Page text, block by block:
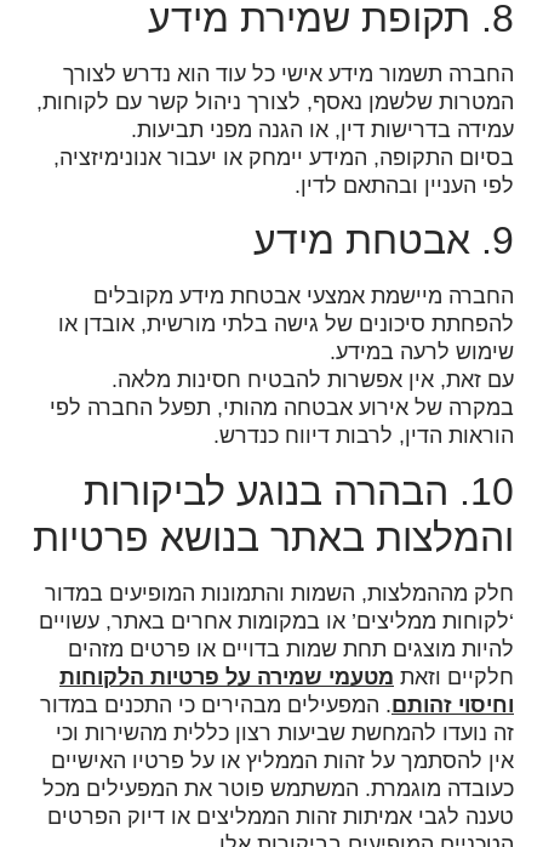
8. תקופת שמירת מידע
החברה תשמור מידע אישי כל עוד הוא נדרש לצורך
המטרות שלשמן נאסף, לצורך ניהול קשר עם לקוחות,
עמידה בדרישות דין, או הגנה מפני תביעות.
בסיום התקופה, המידע יימחק או יעבור אנונימיזציה,
לפי העניין ובהתאם לדין.
9. אבטחת מידע
החברה מיישמת אמצעי אבטחת מידע מקובלים
להפחתת סיכונים של גישה בלתי מורשית, אובדן או
שימוש לרעה במידע.
עם זאת, אין אפשרות להבטיח חסינות מלאה.
במקרה של אירוע אבטחה מהותי, תפעל החברה לפי
הוראות הדין, לרבות דיווח כנדרש.
10. הבהרה בנוגע לביקורות
והמלצות באתר בנושא פרטיות
חלק מההמלצות, השמות והתמונות המופיעים במדור
‘לקוחות ממליצים’ או במקומות אחרים באתר, עשויים
להיות מוצגים תחת שמות בדויים או פרטים מזהים
חלקיים וזאת מטעמי שמירה על פרטיות הלקוחות
וחיסוי זהותם. המפעילים מבהירים כי התכנים במדור
זה נועדו להמחשת שביעות רצון כללית מהשירות וכי
אין להסתמך על זהות הממליץ או על פרטיו האישיים
כעובדה מוגמרת. המשתמש פוטר את המפעילים מכל
טענה לגבי אמיתות זהות הממליצים או דיוק הפרטים